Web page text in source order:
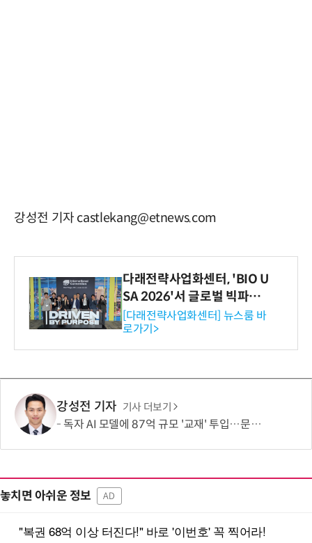
강성전 기자 castlekang@etnews.com
다래전략사업화센터, 'BIO U
SA 2026'서 글로벌 빅파마
와의 비즈니스 미팅 지원…K
-바이오 해외 진출 교두보 확
보
[다래전략사업화센터] 뉴스룸 바
로가기>
강성전 기자 기사 더보기
독자 AI 모델에 87억 규모 '교재' 투입…문제·전공책에 강의영상까지
놓치면 아쉬운 정보 AD